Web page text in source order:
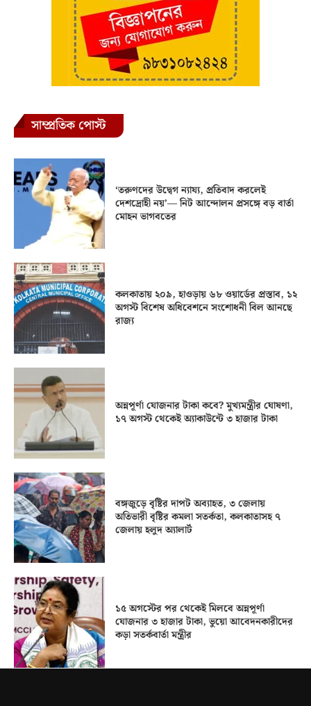
সাম্প্রতিক পোস্ট
‘তরুণদের উদ্বেগ ন্যায্য, প্রতিবাদ করলেই
দেশদ্রোহী নয়’— নিট আন্দোলন প্রসঙ্গে বড় বার্তা
মোহন ভাগবতের
কলকাতায় ২০৯, হাওড়ায় ৬৮ ওয়ার্ডের প্রস্তাব, ১২
অগস্ট বিশেষ অধিবেশনে সংশোধনী বিল আনছে
রাজ্য
অন্নপূর্ণা যোজনার টাকা কবে? মুখ্যমন্ত্রীর ঘোষণা,
১৭ অগস্ট থেকেই অ্যাকাউন্টে ৩ হাজার টাকা
বঙ্গজুড়ে বৃষ্টির দাপট অব্যাহত, ৩ জেলায়
অতিভারী বৃষ্টির কমলা সতর্কতা, কলকাতাসহ ৭
জেলায় হলুদ অ্যালার্ট
১৫ অগস্টের পর থেকেই মিলবে অন্নপূর্ণা
যোজনার ৩ হাজার টাকা, ভুয়ো আবেদনকারীদের
কড়া সতর্কবার্তা মন্ত্রীর